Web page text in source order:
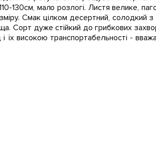
130см, мало розлогі. Листя велике,
Смак цілком десертний, солодкий
Сорт дуже стійкий до грибкових
їх високою транспортабельності -